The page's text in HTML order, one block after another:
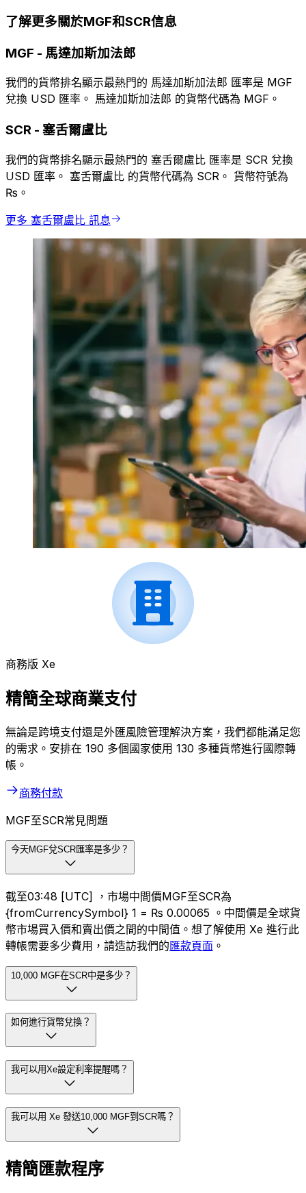
了解更多關於MGF和SCR信息
MGF - 馬達加斯加法郎
我們的貨幣排名顯示最熱門的 馬達加斯加法郎 匯率是 MGF
兌換 USD 匯率。 馬達加斯加法郎 的貨幣代碼為 MGF。
SCR - 塞舌爾盧比
我們的貨幣排名顯示最熱門的 塞舌爾盧比 匯率是 SCR 兌換
USD 匯率。 塞舌爾盧比 的貨幣代碼為 SCR。 貨幣符號為
₨。
更多 塞舌爾盧比 訊息
商務版 Xe
精簡全球商業支付
無論是跨境支付還是外匯風險管理解決方案，我們都能滿足您
的需求。安排在 190 多個國家使用 130 多種貨幣進行國際轉
帳。
商務付款
MGF至SCR常見問題
今天MGF兌SCR匯率是多少？
截至03:48 [UTC] ，市場中間價MGF至SCR為
{fromCurrencySymbol} 1 = ₨ 0.00065 。中間價是全球貨
幣市場買入價和賣出價之間的中間值。想了解使用 Xe 進行此
轉帳需要多少費用，請造訪我們的匯款頁面 。
10,000 MGF在SCR中是多少？
如何進行貨幣兌換？
我可以用Xe設定利率提醒嗎？
我可以用 Xe 發送10,000 MGF到SCR嗎？
精簡匯款程序